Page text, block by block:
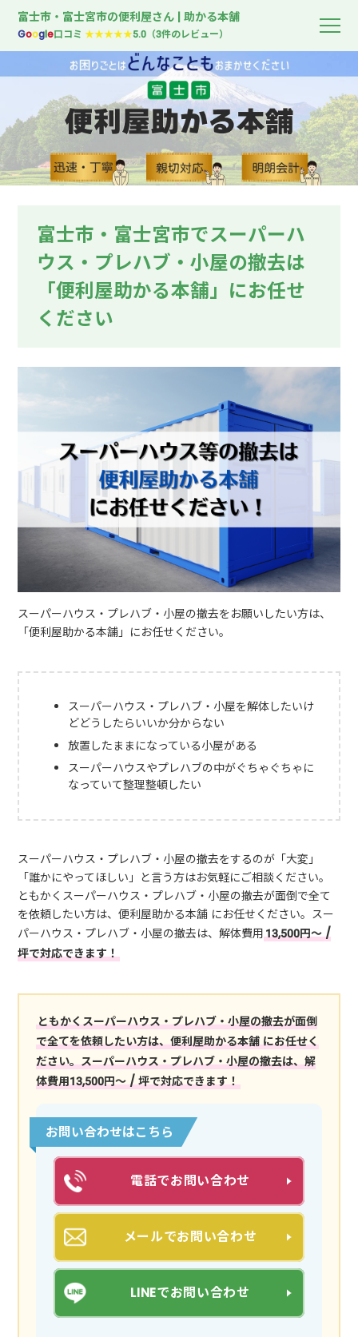
富士市・富士宮市の便利屋さん | 助かる本舗
Google口コミ★★★★★5.0（3件のレビュー）
富士市・富士宮市でスーパーハ
ウス・プレハブ・小屋の撤去は
「便利屋助かる本舗」にお任せ
ください
スーパーハウス・プレハブ・小屋の撤去をお願いしたい方は、
「便利屋助かる本舗」にお任せください。
スーパーハウス・プレハブ・小屋を解体したいけ
どどうしたらいいか分からない
放置したままになっている小屋がある
スーパーハウスやプレハブの中がぐちゃぐちゃに
なっていて整理整頓したい
スーパーハウス・プレハブ・小屋の撤去をするのが「大変」
「誰かにやってほしい」と言う方はお気軽にご相談ください。
ともかくスーパーハウス・プレハブ・小屋の撤去が面倒で全て
を依頼したい方は、便利屋助かる本舗 にお任せください。スー
パーハウス・プレハブ・小屋の撤去は、解体費用13,500円〜 /
坪で対応できます！
ともかくスーパーハウス・プレハブ・小屋の撤去が面倒
で全てを依頼したい方は、便利屋助かる本舗 にお任せく
ださい。スーパーハウス・プレハブ・小屋の撤去は、解
体費用13,500円〜 / 坪で対応できます！
お問い合わせはこちら
電話でお問い合わせ
メールでお問い合わせ
LINEでお問い合わせ